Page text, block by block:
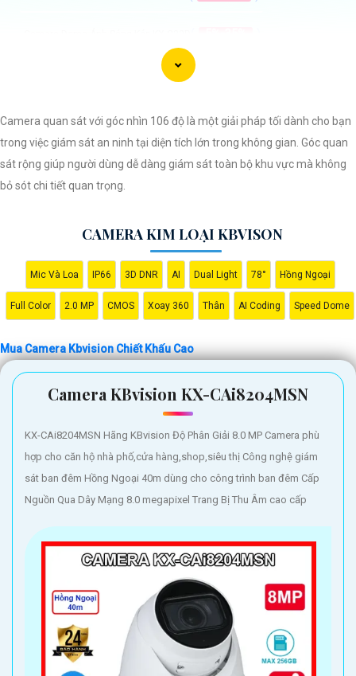
Camera KBvision KX-CDA5092ZN (5MP)
Camera Kim Loại Kbvison
Để giúp bạn viết tư giới thiệu cho việc mua Camera Kbvision với chiết
khấu cao và hình ảnh chất lượng sắc nét, bạn có thể sử dụng mẫu sau
"Tìm kiếm sự an toàn và chất lượng hình ảnh sắc nét cho hệ thống giám
sát của bạn? Hãy đến với Camera Kbvision - thương hiệu uy tín với chiết
khấu cao. Với công nghệ hàng đầu, Camera Kbvision mang đến cho bạn
hình ảnh chất lượng cao, rõ nét và độ tin cậy cao. Đừng để bất kỳ sự cố
nào xảy ra mà không có sự giám sát chuyên nghiệp. Hãy đầu tư vào
Camera Kbvision và yên tâm bảo vệ gia đình và tài sản của bạn ngay
hôm nay!"
Bạn có thể điều chỉnh và thêm vào nội dung trên để phù hợp với nhu cầu
Camera quan sát với góc nhìn 106 độ là một giải pháp tối dành cho bạn
trong việc giám sát an ninh tại diện tích lớn trong không gian. Góc quan
sát rộng giúp người dùng dễ dàng giám sát toàn bộ khu vực mà không
bỏ sót chi tiết quan trọng.
CAMERA KIM LOẠI KBVISON
Mic Và Loa IP66 3D DNR AI Dual Light 78° Hồng Ngoại
Full Color 2.0 MP CMOS Xoay 360 Thân AI Coding Speed Dome
Mua Camera Kbvision Chiết Khấu Cao
Camera KBvision KX-CAi8204MSN
KX-CAi8204MSN Hãng KBvision Độ Phân Giải 8.0 MP Camera phù
hợp cho căn hộ nhà phố,cửa hàng,shop,siêu thị Công nghệ giám
sát ban đêm Hồng Ngoại 40m dùng cho công trình ban đêm Cấp
Nguồn Qua Dây Mạng 8.0 megapixel Trang Bị Thu Âm cao cấp